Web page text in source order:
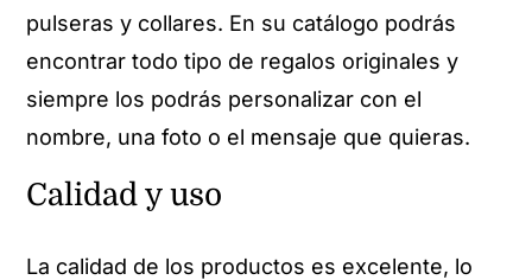
pulseras y collares. En su catálogo podrás
encontrar todo tipo de regalos originales y
siempre los podrás personalizar con el
nombre, una foto o el mensaje que quieras.
Calidad y uso
La calidad de los productos es excelente, lo